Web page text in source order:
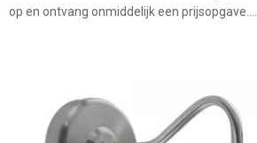
op en ontvang onmiddelijk een prijsopgave....